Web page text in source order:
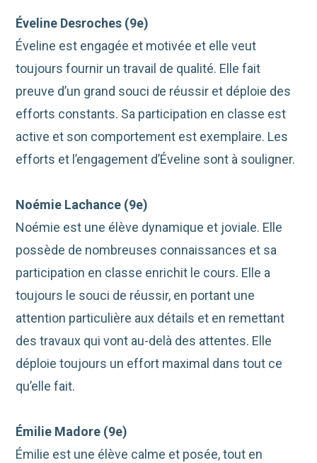
Éveline Desroches (9e)
Éveline est engagée et motivée et elle veut
toujours fournir un travail de qualité. Elle fait
preuve d’un grand souci de réussir et déploie des
efforts constants. Sa participation en classe est
active et son comportement est exemplaire. Les
efforts et l’engagement d’Éveline sont à souligner.
Noémie Lachance (9e)
Noémie est une élève dynamique et joviale. Elle
possède de nombreuses connaissances et sa
participation en classe enrichit le cours. Elle a
toujours le souci de réussir, en portant une
attention particulière aux détails et en remettant
des travaux qui vont au-delà des attentes. Elle
déploie toujours un effort maximal dans tout ce
qu’elle fait.
Émilie Madore (9e)
Émilie est une élève calme et posée, tout en